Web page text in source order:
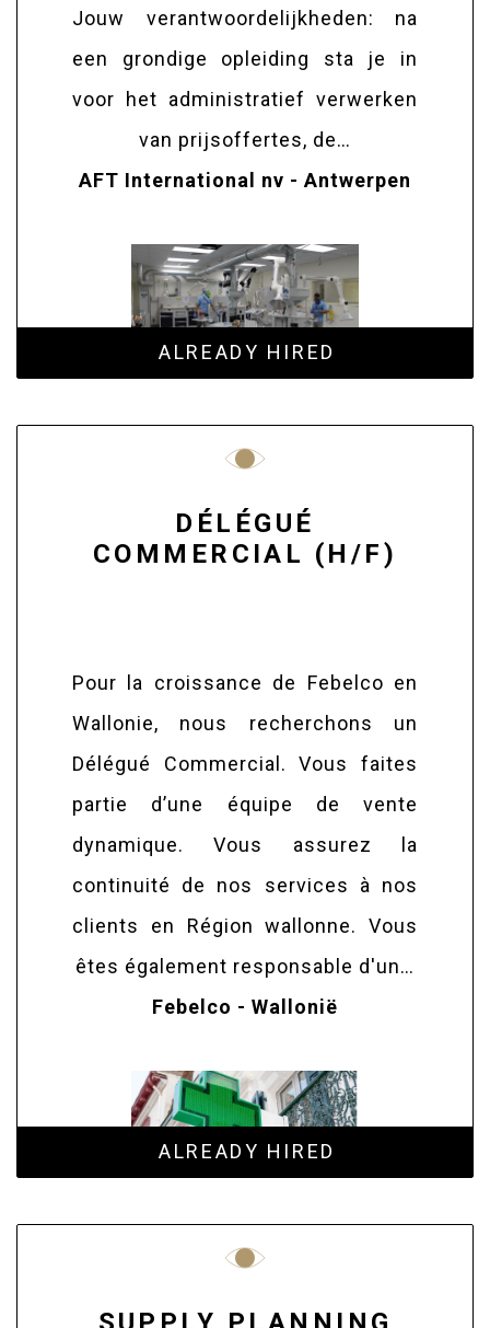
Jouw verantwoordelijkheden: na
een grondige opleiding sta je in
voor het administratief verwerken
van prijsoffertes, de…
AFT International nv - Antwerpen
ALREADY HIRED
DÉLÉGUÉ
COMMERCIAL (H/F)
Pour la croissance de Febelco en
Wallonie, nous recherchons un
Délégué Commercial. Vous faites
partie d’une équipe de vente
dynamique. Vous assurez la
continuité de nos services à nos
clients en Région wallonne. Vous
êtes également responsable d'un…
Febelco - Wallonië
ALREADY HIRED